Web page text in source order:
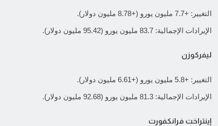
التغيير: +7.7 مليون يورو (+8.78 مليون دولار).
الإيرادات الإجمالية: 83.7 مليون يورو (95.42 مليون دولار).
ليفركوزن
التغيير: +5.8 مليون يورو (+6.61 مليون دولار).
الإيرادات الإجمالية: 81.3 مليون يورو (92.68 مليون دولار).
إينتراخت فرانكفورت